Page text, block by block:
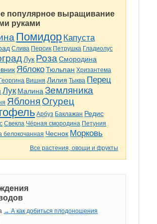
популярное выращивание
руками
Помидор Капуста
Слива Персик Петрушка Гладиолус
Лук Роза Смородина
Яблоко Тюльпан Хризантема
Георгина Вишня Лилия Тыква Перец
Лук Малина Земляника
Яблоня Огурец
Арбуз Баклажан Редис
Свекла Чёрная смородина Петуния
белокочанная Чеснок Морковь
Все растения, овощи и фрукты
→ А как добиться плодоношения